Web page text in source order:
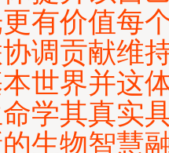
有价值每
调贡献维
世界并这
学其真实
生物智慧